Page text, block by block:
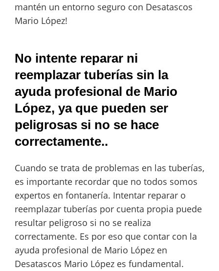
mantén un entorno seguro con Desatascos
Mario López!
No intente reparar ni
reemplazar tuberías sin la
ayuda profesional de Mario
López, ya que pueden ser
peligrosas si no se hace
correctamente..
Cuando se trata de problemas en las tuberías,
es importante recordar que no todos somos
expertos en fontanería. Intentar reparar o
reemplazar tuberías por cuenta propia puede
resultar peligroso si no se realiza
correctamente. Es por eso que contar con la
ayuda profesional de Mario López en
Desatascos Mario López es fundamental.